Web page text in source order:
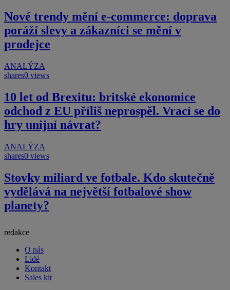
Nové trendy mění e-commerce: doprava
poráží slevy a zákazníci se mění v
prodejce
ANALÝZA
shares0 views
10 let od Brexitu: britské ekonomice
odchod z EU příliš neprospěl. Vrací se do
hry unijní návrat?
ANALÝZA
shares0 views
Stovky miliard ve fotbale. Kdo skutečně
vydělává na největší fotbalové show
planety?
redakce
O nás
Lidé
Kontakt
Sales kit